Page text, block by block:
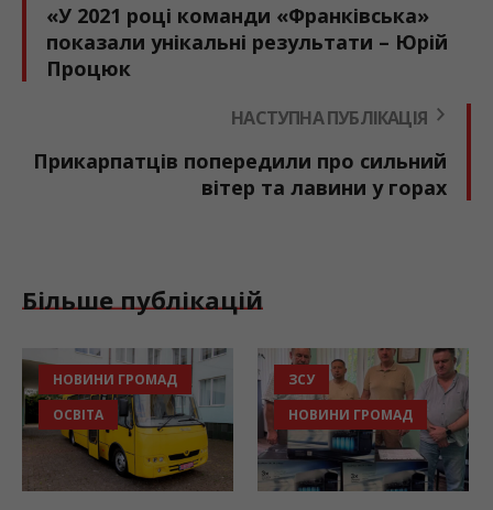
«У 2021 році команди «Франківська»
показали унікальні результати – Юрій
Процюк
НАСТУПНА ПУБЛІКАЦІЯ
Прикарпатців попередили про сильний
вітер та лавини у горах
Більше публікацій
ЗСУ
НОВИНИ ГРОМАД
СПОРТ